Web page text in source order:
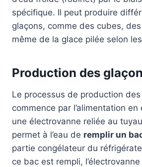
spécifique. Il peut produire
glaçons, comme des cubes,
même de la glace pilée selon
Production des
Le processus de production
commence par l’alimentation en
une électrovanne reliée au
permet à l’eau de remplir un
partie congélateur du
ce bac est rempli,